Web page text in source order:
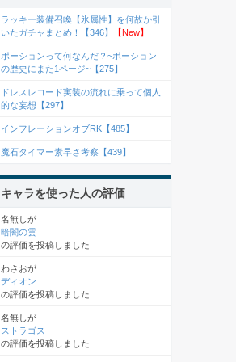
ラッキー装備召喚【氷属性】を何故か引
いたガチャまとめ！【346】
【New】
ポーションって何なんだ？~ポーション
の歴史にまた1ページ~【275】
ドレスレコード実装の流れに乗って個人
的な妄想【297】
インフレーションオブRK【485】
魔石タイマー素早さ考察【439】
キャラを使った人の評価
名無しが
暗闇の雲
の評価を投稿しました
わさおが
ディオン
の評価を投稿しました
名無しが
ストラゴス
の評価を投稿しました